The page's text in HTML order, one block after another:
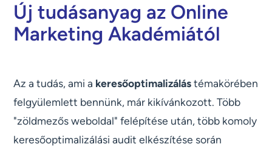
Új tudásanyag az Online
Marketing Akadémiától
Az a tudás, ami a keresőoptimalizálástémakörében
felgyülemlett bennünk, már kikívánkozott. Több
"zöldmezős weboldal" felépítése után, több komoly
keresőoptimalizálási audit elkészítése során